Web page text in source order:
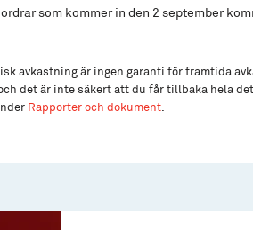
som kommer in den 2 september
avkastning är ingen garanti för framtida
det är inte säkert att du får tillbaka hela
Rapporter och dokument.